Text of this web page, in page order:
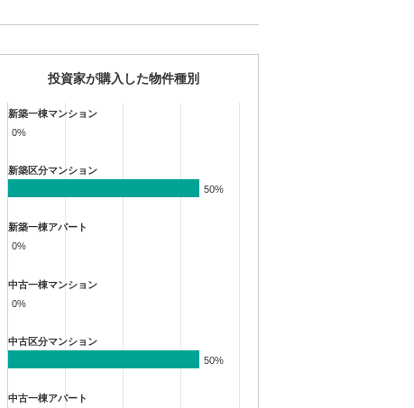
投資家が購入した物件種別
0%
0%
50%
50%
0%
0%
0%
0%
50%
50%
新築一棟マンション
新築区分マンション
新築一棟アパート
中古一棟マンション
中古区分マンション
中古一棟アパート